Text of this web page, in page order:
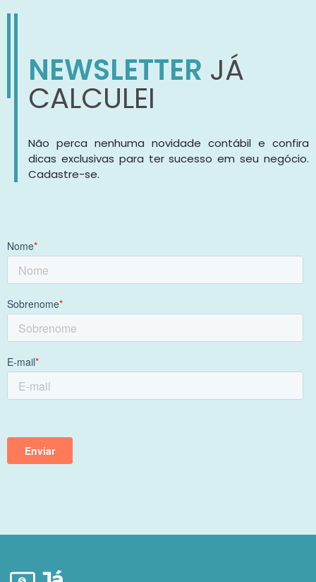
NEWSLETTER JÁ
CALCULEI
Não perca nenhuma novidade contábil e confira
dicas exclusivas para ter sucesso em seu negócio.
Cadastre-se.